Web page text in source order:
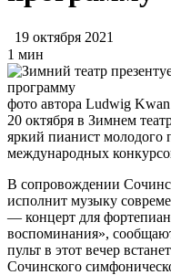
19 октября 2021
1 мин
фото автора Ludwig Kwan
20 октября в Зимнем
яркий пианист молодого
международных
В сопровождении
исполнит музыку
— концерт для
воспоминания»,
пульт в этот вечер
Сочинского